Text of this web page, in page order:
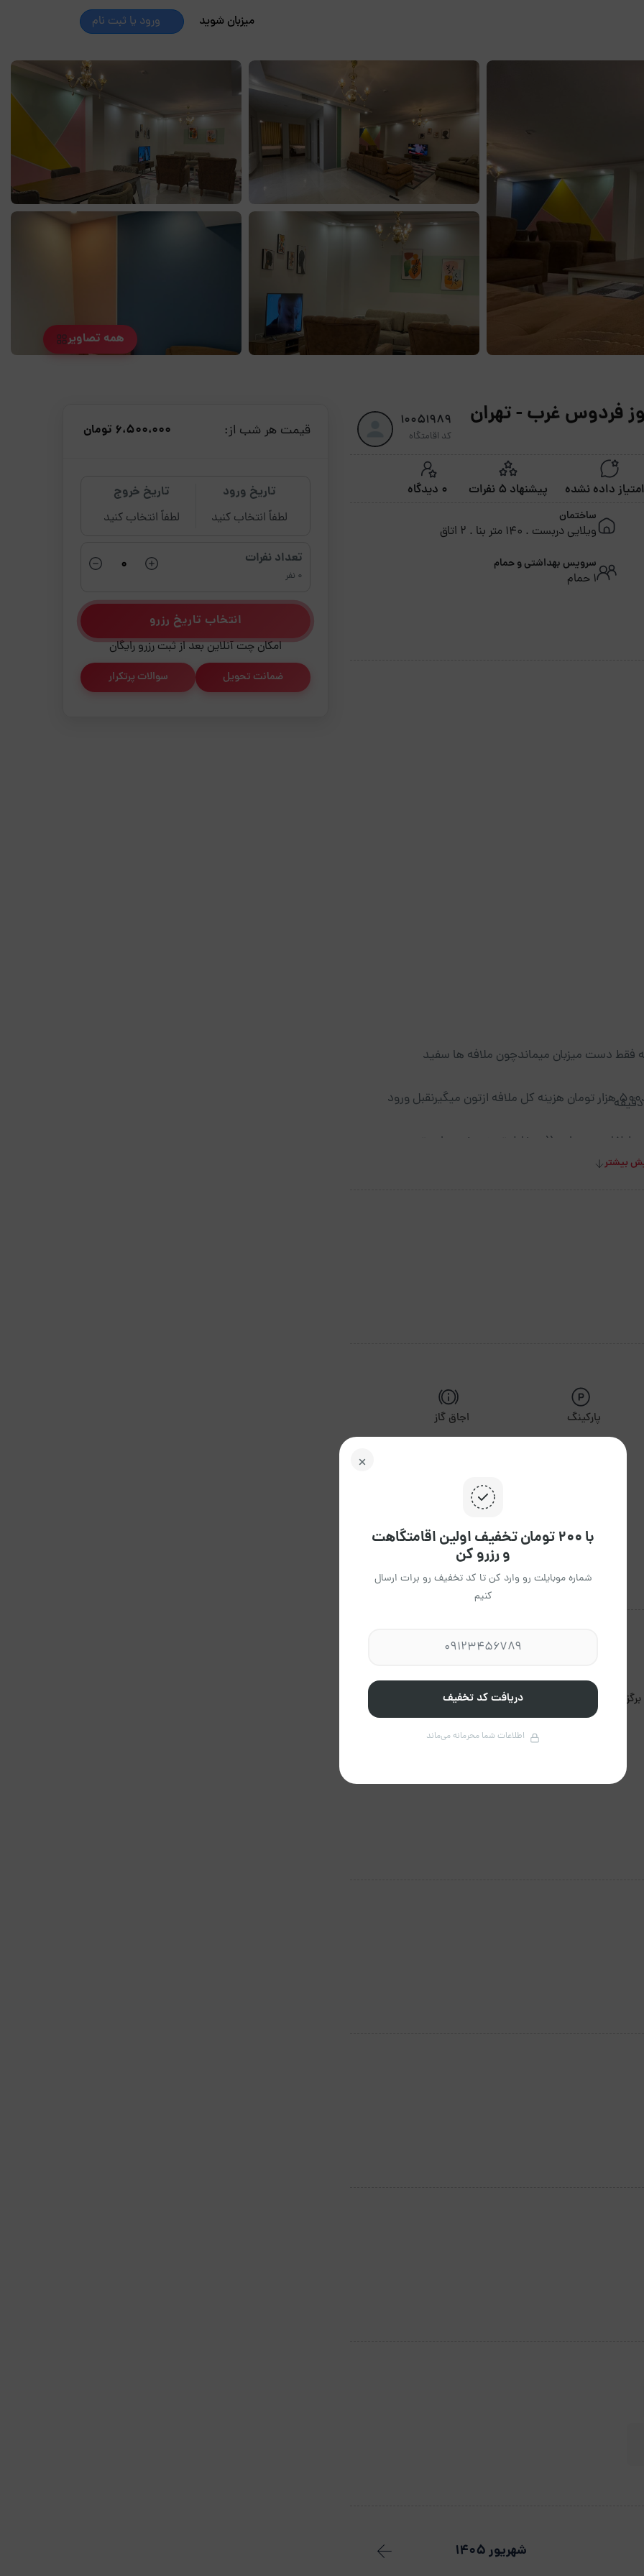
میزبان شوید ورود یا ثبت نام
همه تصاویر
فردوس غرب - تهران 10051989
کد اقامتگاه
پیشنهاد 5 نفرات 0 دیدگاه
ساختمان
ویلایی دربست . 140 متر بنا . 2 اتاق
سرویس بهداشتی و حمام
1 حمام
دست میزبان میماندچون ملافه ها سفید
اگه ارایش بمونه روشون پاک نمیشن و ملافه کثیف شود۵۰۰ هزار تومان هزینه کل ملافه ازتون میگیرنقبل ورود
بیرون واحد((به خاطر تمیز موندن واحدتون
بیشتر
پارکینگ اجاق گاز
برگزاری مراسم مجاز نیست.
پذیرش گروه های مجردی
اقایان و خانم ها مجاز
است.
شهریور 1405
قیمت هر شب از: 6،500،000 تومان
تاریخ ورود
لطفاً انتخاب کنید
تاریخ خروج
لطفاً انتخاب کنید
تعداد نفرات
0 نفر
انتخاب تاریخ رزرو
امکان چت آنلاین بعد از ثبت رزرو رایگان
ضمانت تحویل سوالات پرتکرار
با ۲۰۰ تومان تخفیف اولین اقامتگاهت
و رزرو کن
شماره موبایلت رو وارد کن تا کد تخفیف رو برات ارسال
کنیم
دریافت کد تخفیف
اطلاعات شما محرمانه می‌ماند